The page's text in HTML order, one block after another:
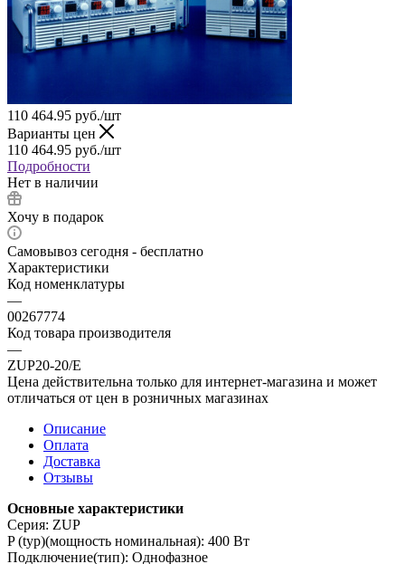
110 464.95 руб./шт
Варианты цен
110 464.95 руб./шт
Подробности
Нет в наличии
Хочу в подарок
Самовывоз сегодня - бесплатно
Характеристики
Код номенклатуры
—
00267774
Код товара производителя
—
ZUP20-20/E
Цена действительна только для интернет-магазина и может
отличаться от цен в розничных магазинах
Описание
Оплата
Доставка
Отзывы
Основные характеристики
Серия: ZUP
P (typ)(мощность номинальная): 400 Вт
Подключение(тип): Однофазное